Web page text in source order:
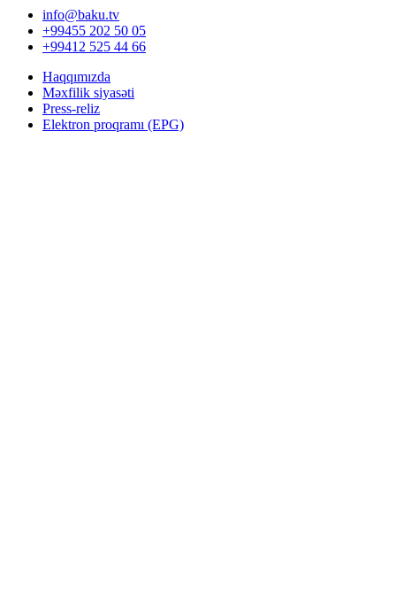
info@baku.tv
+99455 202 50 05
+99412 525 44 66
Haqqımızda
Məxfilik siyasəti
Press-reliz
Elektron proqramı (EPG)